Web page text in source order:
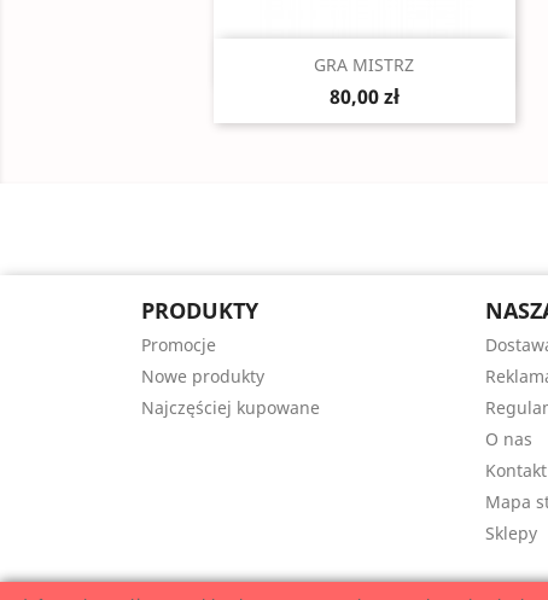
Szybki podgląd
GRA MISTRZ
80,00 zł
PRODUKTY
Promocje
Nowe produkty
Najczęściej kupowane
O nas
Mapa
Sklepy